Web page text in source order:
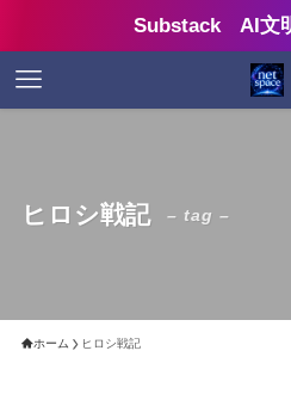
Substack AI文
ヒロシ戦記 – tag –
ホーム ヒロシ戦記